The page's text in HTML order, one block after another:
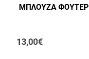
ΜΠΛΟΥΖΑ ΦΟΥΤΕΡ
13,00€